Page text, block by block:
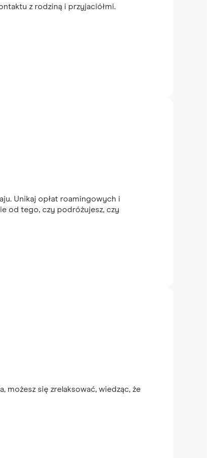
z rodziną i przyjaciółmi.
Unikaj opłat roamingowych i
od tego, czy podróżujesz, czy
możesz się zrelaksować, wiedząc, że